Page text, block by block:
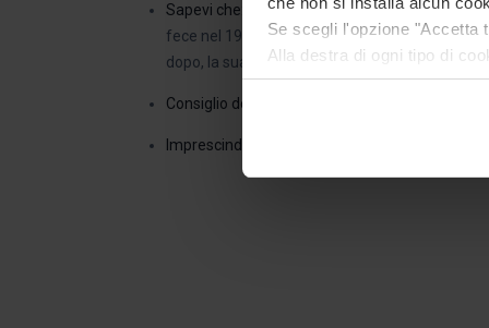
Se scegli l'opzione "Accetta
Alla destra di ogni tipo di
Dopo aver indicato tutte le
ricordare le tue opzioni di
Sapevi che:
Il Teatro Greco è nato grazie a
fece nel 1921 vicino a una cava di Montjuïc.
dopo, la sua osservazione divenne realtà.
Consiglio del barcellonese: Se visitate
Imprescindibile per : Combinare la passione